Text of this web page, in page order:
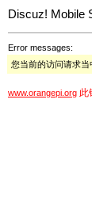
Discuz! Mobile
Error messages:
您当前的访问请求
www.orangepi.org 此